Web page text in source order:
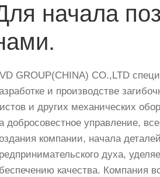
CNC
с
начала
GROUP(CHINA) CO.,LTD
и производстве
и других механических
добросовестное управление,
компании, начала
духа,
качества. Компания